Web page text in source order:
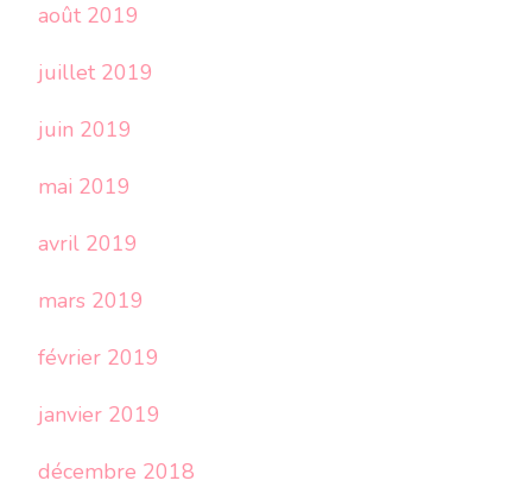
août 2019
juillet 2019
juin 2019
mai 2019
avril 2019
mars 2019
février 2019
janvier 2019
décembre 2018